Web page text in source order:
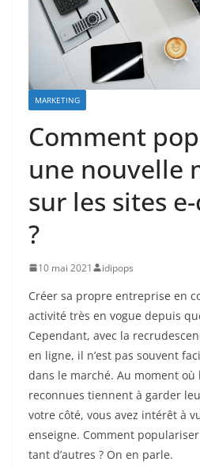
MARKETING
Comment
une nouvelle
sur les sites
?
10 mai 2021 idipops
Créer sa propre entreprise en
activité très en vogue depuis
Cependant, avec la
en ligne, il n’est pas souvent
dans le marché. Au moment où
reconnues tiennent à garder
votre côté, vous avez intérêt à
enseigne. Comment
tant d’autres ? On en parle.